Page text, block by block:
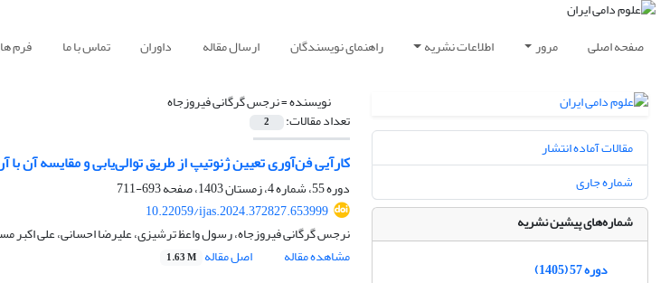
صفحه اصلی مرور اطلاعات نشریه راهنمای نویسندگان ارسال مقاله داوران تماس با ما فرم
نویسنده =نرجس گرگانی فیروزجاه
تعداد مقالات: 2
کارآیی فن‌آوری تعیین ژنوتیپ از طریق توالی‌یابی و مقایسه
دوره 55، شماره 4، زمستان 1403، صفحه
693-711
10.22059/ijas.2024.372827.653999
نرجس گرگانی فیروزجاه، رسول واعظ ترشیزی، علیرضا احسانی، علی اکبر
مشاهده مقاله
اصل مقاله 1.63 M
مقالات آماده انتشار
شماره جاری
شماره‌های پیشین نشریه
دوره 57 (1405)